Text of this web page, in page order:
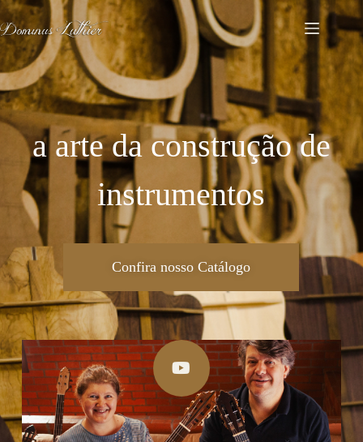
a arte da construção de
instrumentos
Confira nosso Catálogo